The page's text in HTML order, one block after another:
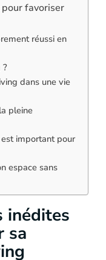
favoriser
réussi en
?
dans une vie
pleine
important pour
espace sans
inédites
sa